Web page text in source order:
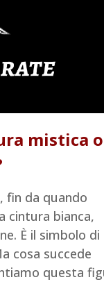
mistica o
fin da quando
cintura bianca,
È il simbolo di
cosa succede
questa